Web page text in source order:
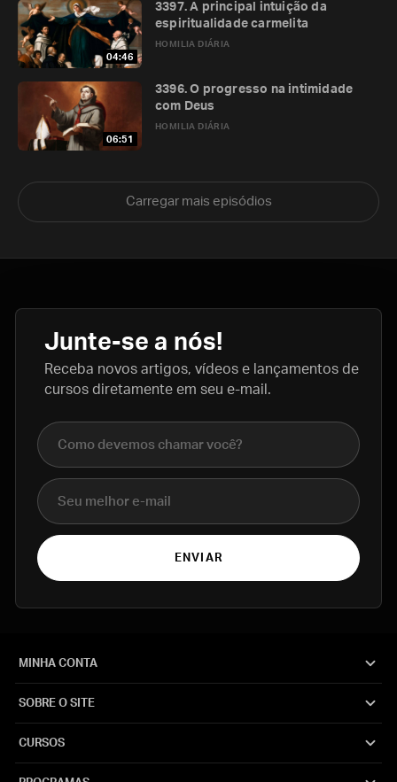
04:46
HOMILIA DIÁRIA
3397. A principal intuição da
espiritualidade carmelita
06:51
HOMILIA DIÁRIA
3396. O progresso na intimidade
com Deus
Carregar mais episódios
Junte-se a nós!
Receba novos artigos, vídeos e lançamentos de
cursos diretamente em seu e-mail.
Nome completo
E-mail
ENVIAR
MINHA CONTA
SOBRE O SITE
CURSOS